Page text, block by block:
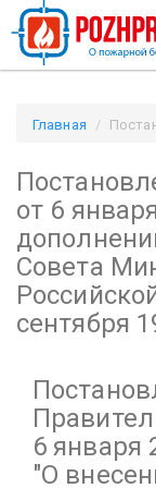
Главная
"О внесении
- Правительства
1993 г. N 941" /
от 6
Совета
сентября
6 января
"О